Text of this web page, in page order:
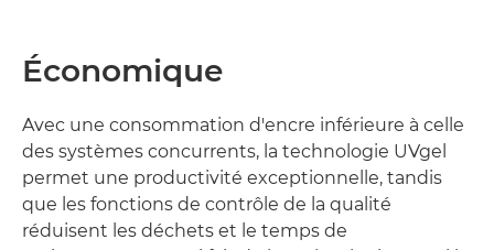
Économique
Avec une consommation d'encre inférieure à celle
des systèmes concurrents, la technologie UVgel
permet une productivité exceptionnelle, tandis
que les fonctions de contrôle de la qualité
réduisent les déchets et le temps de